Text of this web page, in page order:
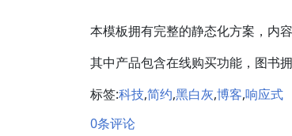
本模板拥有完整的静态化方案，内
其中产品包含在线购买功能，图书
标签:科技,简约,黑白灰,博客,响应式
0条评论